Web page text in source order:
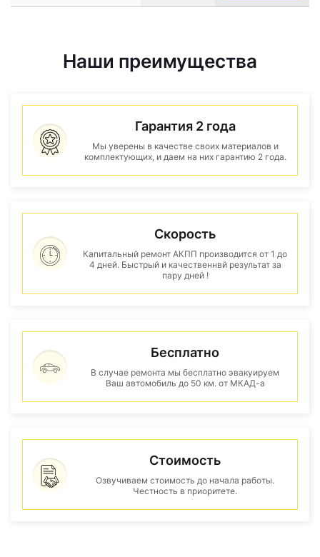
Наши преимущества
Гарантия 2 года
Мы уверены в качестве своих материалов и
комплектующих, и даем на них гарантию 2 года.
Скорость
Капитальный ремонт АКПП производится от 1 до
4 дней. Быстрый и качественнвй результат за
пару дней !
Бесплатно
В случае ремонта мы бесплатно эвакуируем
Ваш автомобиль до 50 км. от МКАД-а
Стоимость
Озвучиваем стоимость до начала работы.
Честность в приоритете.